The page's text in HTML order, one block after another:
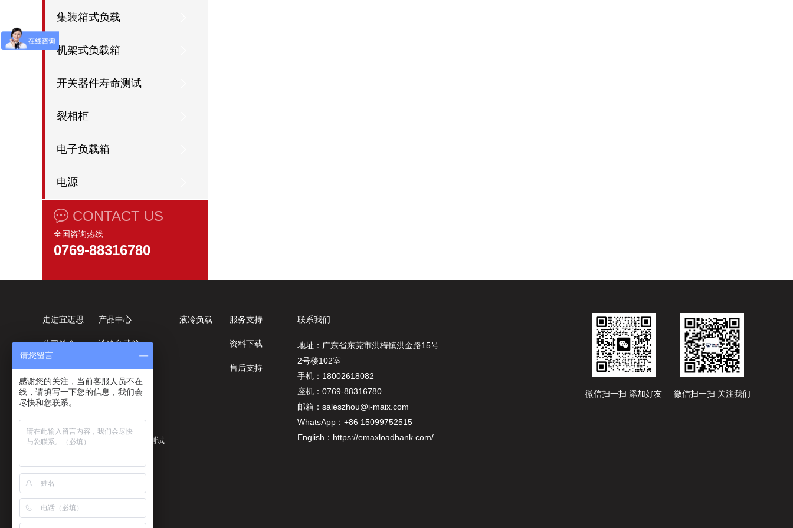
集装箱式负载
机架式负载箱
开关器件寿命测试
裂相柜
电子负载箱
电源
CONTACT US
全国咨询热线
0769-88316780
走进宜迈思
公司简介
企业文化
核心价值观
企业资质
产品中心
液冷负载箱
盘柜式负载箱
集装箱式负载
开关器件寿命测试
裂相柜
液冷负载 服务支持
资料下载
售后支持
联系我们
地址：广东省东莞市洪梅镇洪金路15号
2号楼102室
手机：18002618082
座机：0769-88316780
邮箱： saleszhou@i-maix.com
WhatsApp：+86 15099752515
English： https://emaxloadbank.com/
微信扫一扫 添加好友 微信扫一扫 关注我们
请您留言
感谢您的关注，当前客服人员不在
线，请填写一下您的信息，我们会
尽快和您联系。